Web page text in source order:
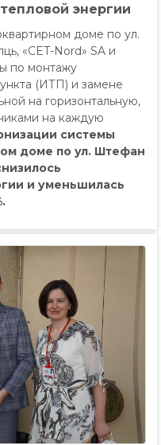
энергии
доме по ул.
«CET-Nord» SA и
по монтажу
(ИТП) и замене
на горизонтальную,
на каждую
системы
доме по ул. Штефан
и уменьшилась